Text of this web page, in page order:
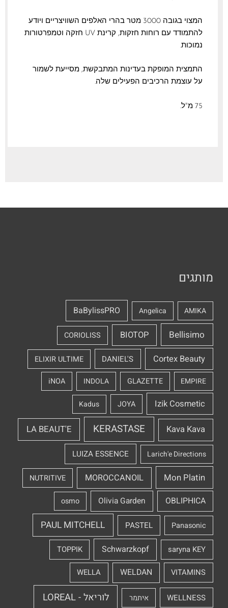
המצוי בגובה 3000 מטר בהרי האלפים השוויצריים ויודע
להתמודד עם רוחות חזקות, קרינת UV חזקה וטמפרטורות
נמוכות.
התמצית המופקת בעדינות המתבקשת, מסייעת לשמור
על עוצמת הרכיבים הפעילים שלה.
75 מ"ל.
מותגים
AMIKA
Angelica
BaBylissPRO
Bellisimo
BIOTOP
CORIOLISS
Cortex Beauty
DANIEL'S
ELIXIR ULTIME
EMPIRE
GLAZETTE
INDOLA
iNOA
Izik Cosmetic
JOYA
Kadus
Kava Kava
KERASTASE
LA BEAUT'E
Larich'e Directions
LUIZA ESSENCE
Mon Platin
MOROCCANOIL
NUTRITIVE
OBLIPHICA
Olivia Garden
osmo
Panasonic
PASTEL
PAUL MITCHELL
saryna KEY
Schwarzkopf
TOPPIK
VITAMINS
WELDAN
WELLA
WELLNESS איתמר לוריאל - LOREAL